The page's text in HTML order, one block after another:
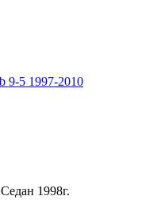
9-5 1997-2010
1998г.